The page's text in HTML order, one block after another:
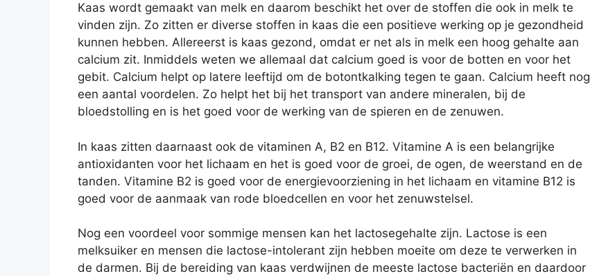
Kaas wordt gemaakt van melk en daarom beschikt het over de stoffen die ook in melk te
vinden zijn. Zo zitten er diverse stoffen in kaas die een positieve werking op je gezondheid
kunnen hebben. Allereerst is kaas gezond, omdat er net als in melk een hoog gehalte aan
calcium zit. Inmiddels weten we allemaal dat calcium goed is voor de botten en voor het
gebit. Calcium helpt op latere leeftijd om de botontkalking tegen te gaan. Calcium heeft nog
een aantal voordelen. Zo helpt het bij het transport van andere mineralen, bij de
bloedstolling en is het goed voor de werking van de spieren en de zenuwen.
In kaas zitten daarnaast ook de vitaminen A, B2 en B12. Vitamine A is een belangrijke
antioxidanten voor het lichaam en het is goed voor de groei, de ogen, de weerstand en de
tanden. Vitamine B2 is goed voor de energievoorziening in het lichaam en vitamine B12 is
goed voor de aanmaak van rode bloedcellen en voor het zenuwstelsel.
Nog een voordeel voor sommige mensen kan het lactosegehalte zijn. Lactose is een
melksuiker en mensen die lactose-intolerant zijn hebben moeite om deze te verwerken in
de darmen. Bij de bereiding van kaas verdwijnen de meeste lactose bacteriën en daardoor